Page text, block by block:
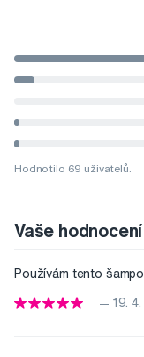
Hodnotilo 69 uživatelů.
Vaše hodnocení
Používám tento
— 19.